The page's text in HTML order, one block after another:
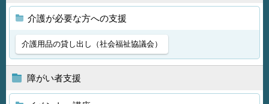
介護が必要な方への支援
介護用品の貸し出し（社会福祉協議会）
障がい者支援